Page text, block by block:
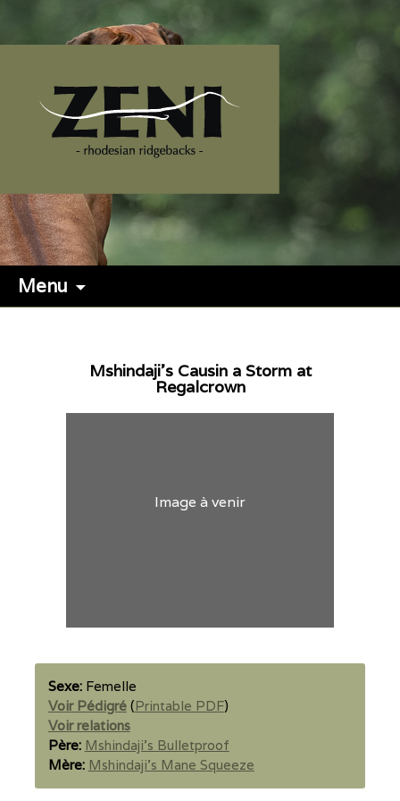
Menu
Mshindaji's Causin a Storm at
Regalcrown
Image à venir
Sexe: Femelle
Voir Pédigré (Printable PDF)
Voir relations
Père: Mshindaji's Bulletproof
Mère: Mshindaji's Mane Squeeze